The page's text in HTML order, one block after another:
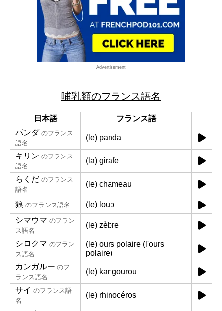
Advertisement
哺乳類のフランス語名
日本語
フランス語
パンダ のフランス
語名
(le) panda
キリン のフランス
語名
(la) girafe
らくだ のフランス
語名
(le) chameau
狼 のフランス語名
(le) loup
シマウマ のフラン
ス語名
(le) zèbre
シロクマ のフラン
ス語名
(le) ours polaire (l'ours
polaire)
カンガルー のフ
ランス語名
(le) kangourou
サイ のフランス語
名
(le) rhinocéros